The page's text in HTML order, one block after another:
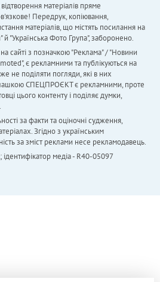
матеріалів пряме
Передрук, копіювання,
матеріалів, що містять посилання на
й "Українська Фото Група", заборонено.
сайті з позначкою "Реклама" / "Новини
є рекламними та публікуються на
не поділяти погляди, які в них
СПЕЦПРОЄКТ є рекламними, проте
цього контенту і поділяє думки,
за факти та оціночні судження,
Згідно з українським
за зміст реклами несе рекламодавець.
ідентифікатор медіа - R40-05097